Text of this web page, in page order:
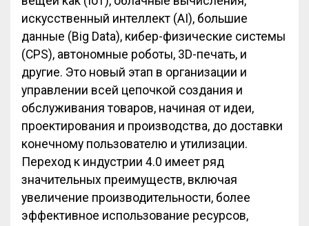
искусственный интеллект (AI), большие
данные (Big Data), кибер-физические системы
(CPS), автономные роботы, 3D-печать, и
другие. Это новый этап в организации и
управлении всей цепочкой создания и
обслуживания товаров, начиная от идеи,
проектирования и производства, до доставки
конечному пользователю и утилизации.
Переход к индустрии 4.0 имеет ряд
значительных преимуществ, включая
увеличение производительности, более
эффективное использование ресурсов,